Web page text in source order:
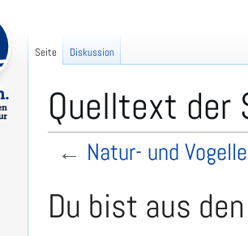
Quelltext der
← Natur- und
Navigation
Suche
Du bist aus
Seite Diskussion